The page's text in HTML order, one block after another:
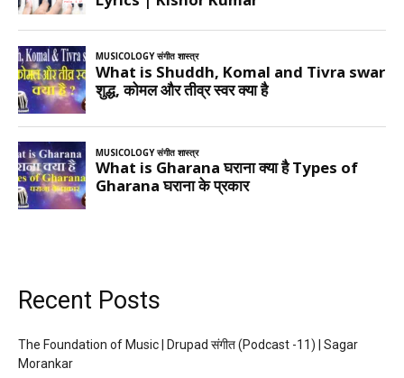
Recent Posts
The Foundation of Music | Drupad संगीत (Podcast -11) | Sagar
Morankar